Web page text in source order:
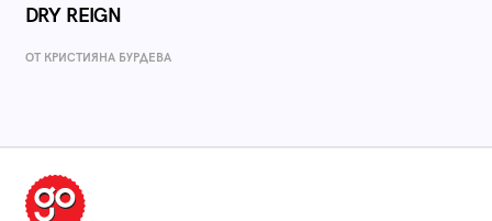
DRY REIGN
ОТ КРИСТИЯНА БУРДЕВА